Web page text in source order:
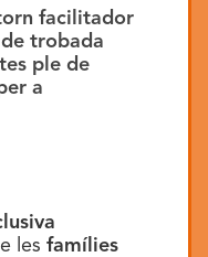
facilitador
trobada
ple de
a
les famílies